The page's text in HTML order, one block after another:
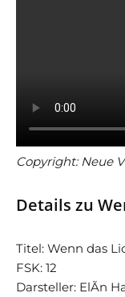
Copyright: Neue
Details zu
Titel: Wenn das
FSK: 12
Darsteller: ElÃ­n